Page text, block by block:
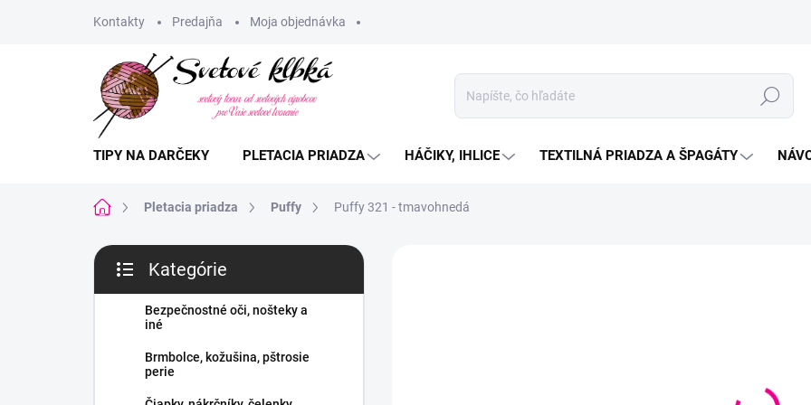
Kontakty Predajňa Moja objednávka
Hľadať
TIPY NA DARČEKY PLETACIA PRIADZA HÁČIKY, IHLICE TEXTILNÁ PRIADZA A ŠPAGÁTY
DomovPletacia priadza Puffy Puffy 321 - tmavohnedá
B
č
kategórie
Kategórie
Bezpečnostné oči, nošteky a
iné
Brmbolce, kožušina, pštrosie
perie